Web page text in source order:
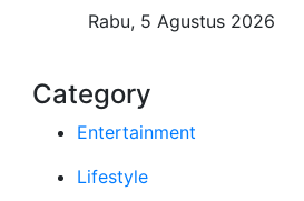
Rabu, 5 Agustus 2026
Category
Entertainment
Lifestyle